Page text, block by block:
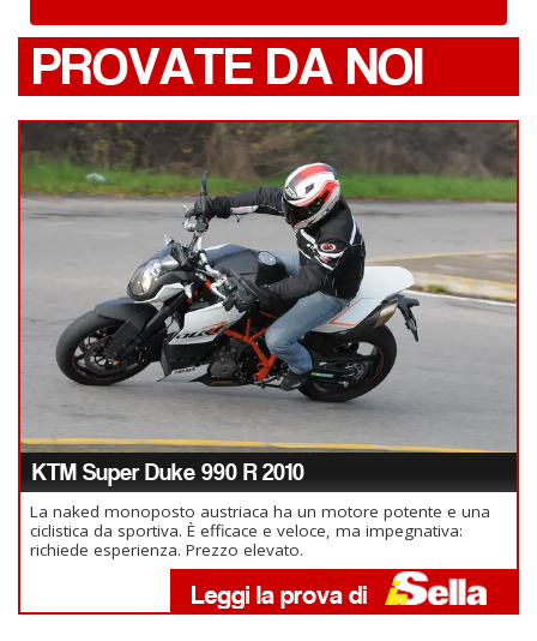
PROVATE DA NOI
KTM Super Duke 990 R 2010
La naked monoposto austriaca ha un motore potente e una
ciclistica da sportiva. È efficace e veloce, ma impegnativa:
richiede esperienza. Prezzo elevato.